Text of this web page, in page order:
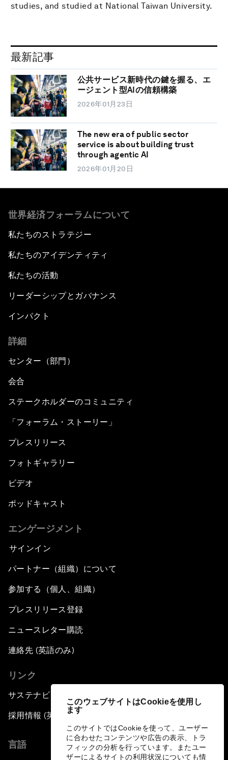
このウェブサイトはCookieを使用し
ます
このサイトではCookieを使って、ユーザー
に合わせたコンテンツや広告の表示、トラ
フィックの分析を行っています。またユー
ザーによるサイトの利用状況についても情
studies, and studied at National Taiwan University.
最新記事
公共サービス新時代の鍵を握る、エ
ージェント型AIの信頼構築
2026年01月23日
The new era of public sector
service is about building trust
through agentic AI
2026年01月20日
世界経済フォーラムについて
私たちのストラテジー
私たちのアイデンティティ
私たちの活動
リーダーシップとガバナンス
インパクト
詳細
センター（部門）
会合
ステークホルダーのコミュニティ
「フォーラム・ストーリー」
プレスリリース
フォトギャラリー
ビデオ
ポッドキャスト
エンゲージメント
サインイン
パートナー（組織）について
参加する（個人、組織）
プレスリリース登録
ニュースレター購読
連絡先 (英語のみ)
リンク
サステナビリティへの取り組み
採用情報 (英語のみ)
言語